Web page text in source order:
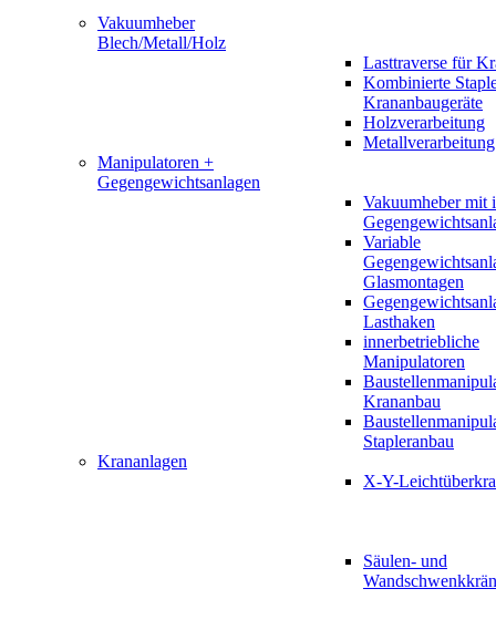
Vakuumheber
Blech/Metall/Holz
Lasttraverse für
Kombinierte
Krananbaugeräte
Holzverarbeitung
Metallverarbeitung
Manipulatoren +
Gegengewichtsanlagen
Vakuumheber mit
Variable
Glasmontagen
Lasthaken
innerbetriebliche
Manipulatoren
Krananbau
Stapleranbau
Krananlagen
X-Y-
Säulen- und